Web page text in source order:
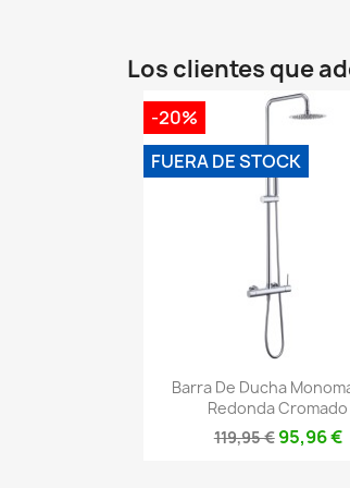
Los clientes que
 Vista rápida
Barra De Ducha
Redonda Cromado
119,95 € 95,96 €
-20%
FUERA DE STOCK